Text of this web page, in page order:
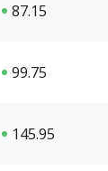
87.15
99.75
145.95